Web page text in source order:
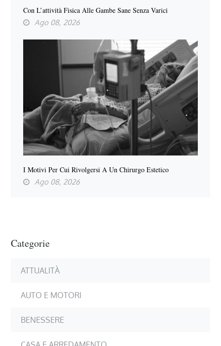
Con L’attività Fisica Alle Gambe Sane Senza Varici
Ago 08, 2026
I Motivi Per Cui Rivolgersi A Un Chirurgo Estetico
Ago 08, 2026
Categorie
ATTUALITÀ
AUTO E MOTORI
BENESSERE